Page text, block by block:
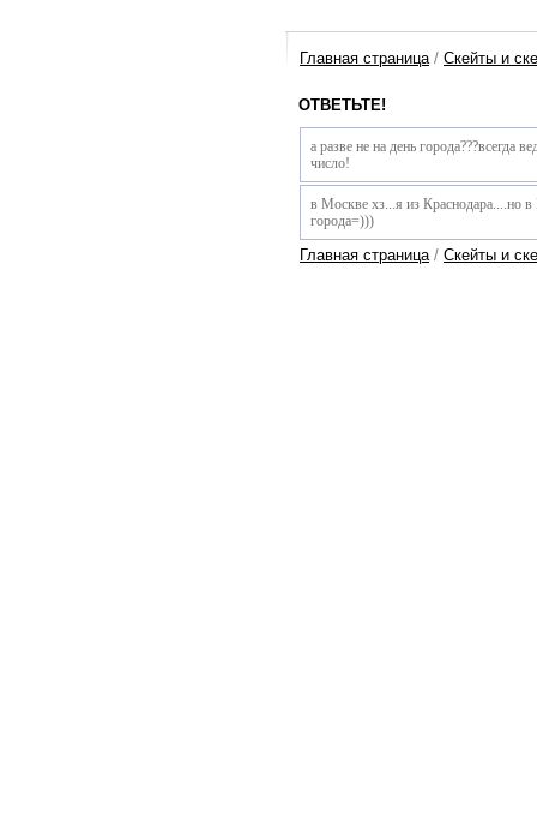
Главная страница/ Скейты и
ОТВЕТЬТЕ!
а разве не на день города???всегда
число!
в Москве хз...я из Краснодара....но в
города=)))
Главная страница/ Скейты и